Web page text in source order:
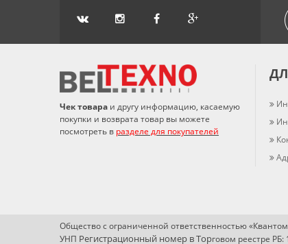
Чек товара и другу информацию, касаемую
покупки и возврата товар вы можете
посмотреть в разделе для покупателей
Общество с ограниченной ответственностью
УНП Регистрационный номер в Торговом реестре РБ: